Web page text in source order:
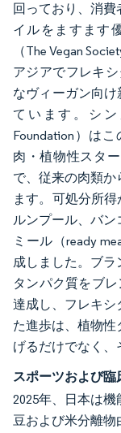
回っており、消
イルをますます
（The Vegan
アジアでフレキ
なヴィーガン向
ています。シン
Foundation）は
肉・植物性スタ
で、従来の肉類
ます。可処分所
ルンプール、バ
ミール（ready
成しました。ブ
タンパク質をブ
達成し、フレキシ
た進歩は、植物
げるだけでなく、
スポーツおよび
2025年、日本は
豆および米分離物